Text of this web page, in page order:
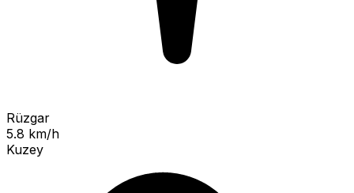
Rüzgar
5.8 km/h
Kuzey